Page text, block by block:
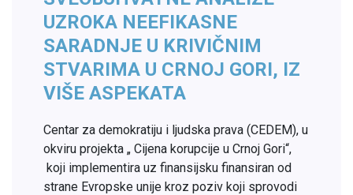
UZROKA NEEFIKASNE
SARADNJE U KRIVIČNIM
STVARIMA U CRNOJ GORI, IZ
VIŠE ASPEKATA
Centar za demokratiju i ljudska prava (CEDEM), u
okviru projekta „ Cijena korupcije u Crnoj Gori“,
koji implementira uz finansijsku finansiran od
strane Evropske unije kroz poziv koji sprovodi